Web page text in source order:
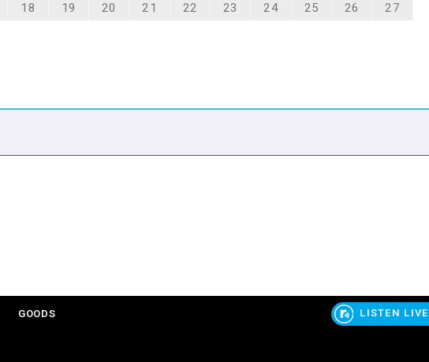
18 19 20 21 22 23 24 25 26
27
GOODS